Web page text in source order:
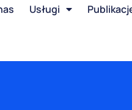
Usługi